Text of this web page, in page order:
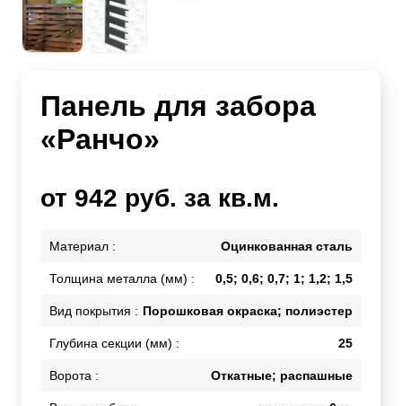
Панель для забора
«Ранчо»
от 942 руб. за кв.м.
Материал : Оцинкованная сталь
Толщина металла (мм) : 0,5; 0,6; 0,7; 1; 1,2; 1,5
Вид покрытия : Порошковая окраска; полиэстер
Глубина секции (мм) : 25
Ворота : Откатные; распашные